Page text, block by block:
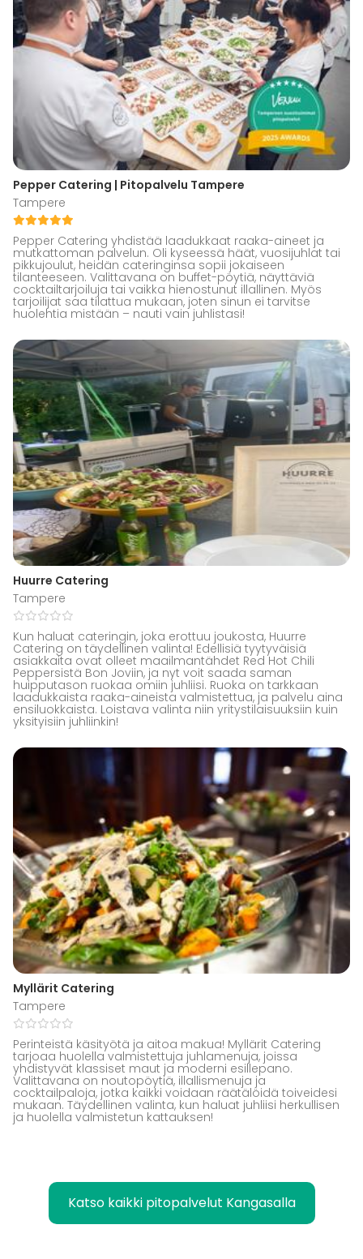
Pepper Catering | Pitopalvelu Tampere
Tampere
Pepper Catering yhdistää laadukkaat raaka-aineet ja
mutkattoman palvelun. Oli kyseessä häät, vuosijuhlat tai
pikkujoulut, heidän cateringinsa sopii jokaiseen
tilanteeseen. Valittavana on buffet-pöytiä, näyttäviä
cocktailtarjoiluja tai vaikka hienostunut illallinen. Myös
tarjoilijat saa tilattua mukaan, joten sinun ei tarvitse
huolehtia mistään – nauti vain juhlistasi!
Huurre Catering
Tampere
Kun haluat cateringin, joka erottuu joukosta, Huurre
Catering on täydellinen valinta! Edellisiä tyytyväisiä
asiakkaita ovat olleet maailmantähdet Red Hot Chili
Peppersistä Bon Joviin, ja nyt voit saada saman
huipputason ruokaa omiin juhliisi. Ruoka on tarkkaan
laadukkaista raaka-aineista valmistettua, ja palvelu aina
ensiluokkaista. Loistava valinta niin yritystilaisuuksiin kuin
yksityisiin juhliinkin!
Myllärit Catering
Tampere
Perinteistä käsityötä ja aitoa makua! Myllärit Catering
tarjoaa huolella valmistettuja juhlamenuja, joissa
yhdistyvät klassiset maut ja moderni esillepano.
Valittavana on noutopöytiä, illallismenuja ja
cocktailpaloja, jotka kaikki voidaan räätälöidä toiveidesi
mukaan. Täydellinen valinta, kun haluat juhliisi herkullisen
ja huolella valmistetun kattauksen!
Katso kaikki pitopalvelut Kangasalla